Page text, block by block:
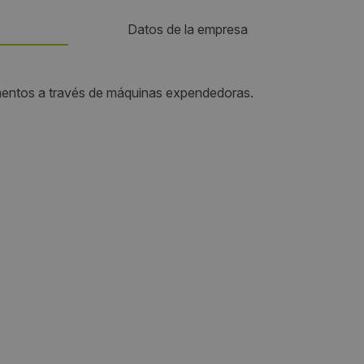
Datos de la empresa
a través de máquinas expendedoras.
Teléfono: